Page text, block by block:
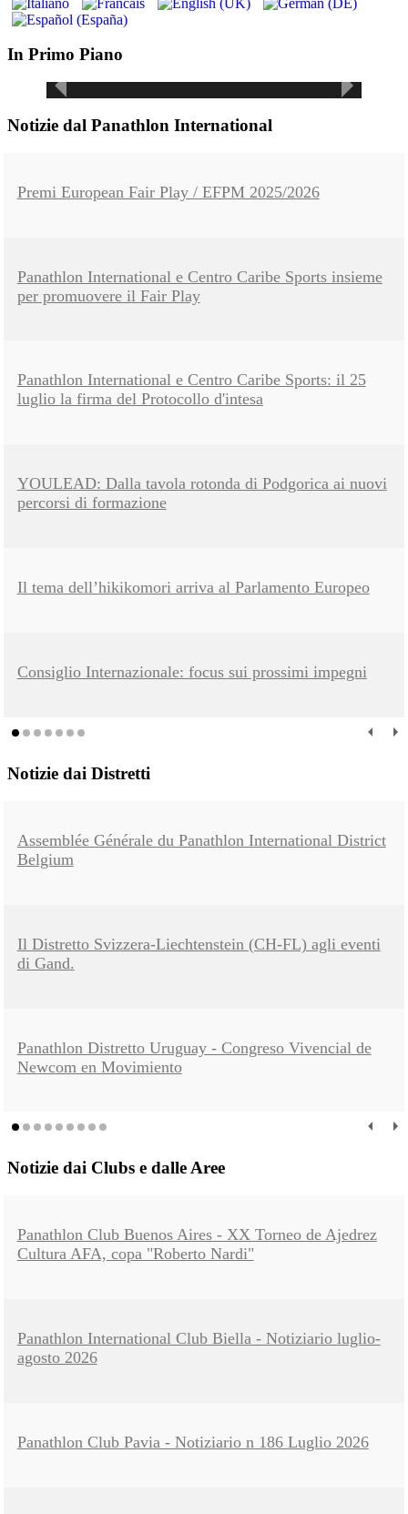
In Primo Piano
sottoscrizione della
Charta Smeralda
Il Fair Play riparte
Panathlon
Notizie dal Panathlon International
Premi European Fair Play / EFPM 2025/2026
Panathlon International e Centro Caribe Sports insieme
per promuovere il Fair Play
Panathlon International e Centro Caribe Sports: il 25
luglio la firma del Protocollo d'intesa
YOULEAD: Dalla tavola rotonda di Podgorica ai nuovi
percorsi di formazione
Il tema dell’hikikomori arriva al Parlamento Europeo
Consiglio Internazionale: focus sui prossimi impegni
Notizie dai Distretti
Assemblée Générale du Panathlon International District
Belgium
Il Distretto Svizzera-Liechtenstein (CH-FL) agli eventi
di Gand.
Panathlon Distretto Uruguay - Congreso Vivencial de
Newcom en Movimiento
Notizie dai Clubs e dalle Aree
Panathlon Club Buenos Aires - XX Torneo de Ajedrez
Cultura AFA, copa "Roberto Nardi"
Panathlon International Club Biella - Notiziario luglio-
agosto 2026
Panathlon Club Pavia - Notiziario n 186 Luglio 2026